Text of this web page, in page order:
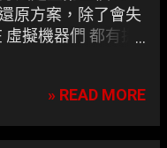
原方案，除了會失
擬機器們 都有提
» READ MORE